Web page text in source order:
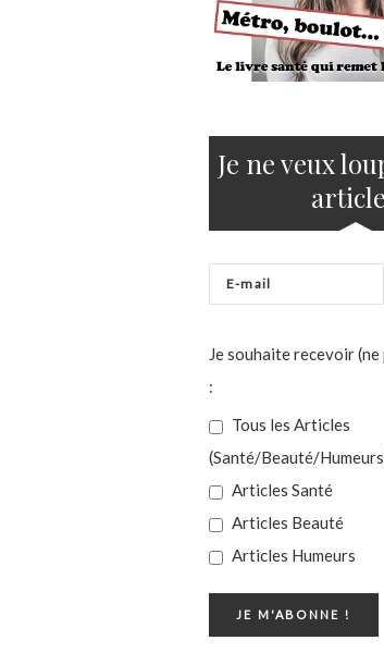
Je ne veux
Je souhaite recevoir
:
Tous les Articles
(Santé/Beauté/
Articles Santé
Articles Beauté
Articles Humeurs